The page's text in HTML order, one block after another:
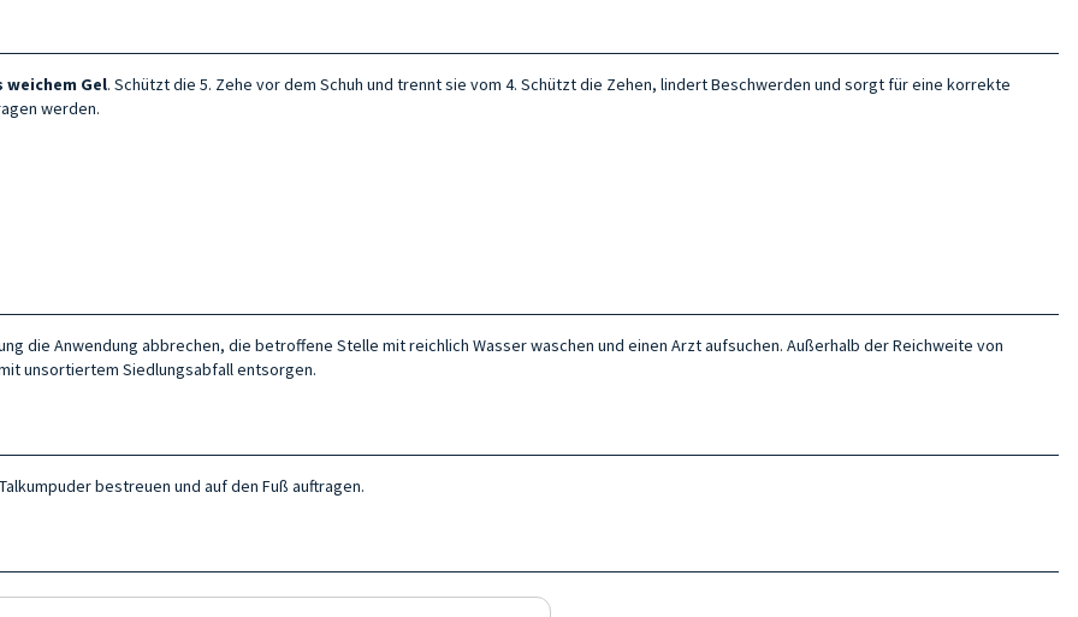
weichem Gel. Schützt die 5. Zehe vor dem Schuh und trennt sie vom 4. Schützt die Zehen, lindert Beschwerden und sorgt für eine korrekte
werden.
die Anwendung abbrechen, die betroffene Stelle mit reichlich Wasser waschen und einen Arzt aufsuchen. Außerhalb der Reichweite von
unsortiertem Siedlungsabfall entsorgen.
bestreuen und auf den Fuß auftragen.